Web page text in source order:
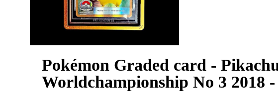
Pokémon Graded card -
Worldchampionship No 3 2018